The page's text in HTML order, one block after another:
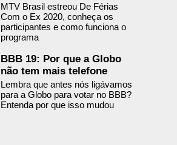
MTV Brasil estreou De Férias
Com o Ex 2020, conheça os
participantes e como funciona o
programa
BBB 19: Por que a Globo
não tem mais telefone
Lembra que antes nós ligávamos
para a Globo para votar no BBB?
Entenda por que isso mudou